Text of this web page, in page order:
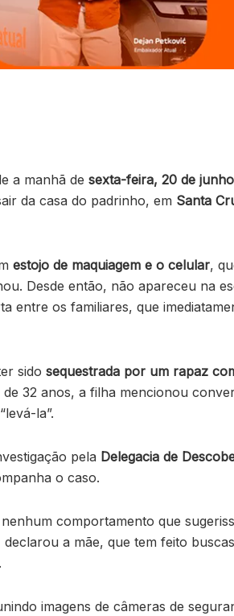
a manhã de sexta-feira, 20 de
da casa do padrinho, em Santa
estojo de maquiagem e o celular,
Desde então, não apareceu na
entre os familiares, que
sido sequestrada por um rapaz
de 32 anos, a filha mencionou
la”.
pela Delegacia de
o caso.
comportamento que
a mãe, que tem feito
imagens de câmeras de